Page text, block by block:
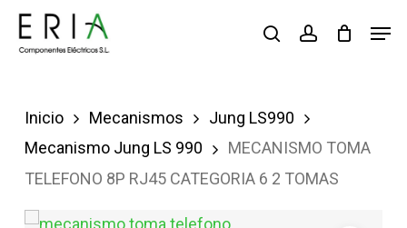
Saltar
buscaraccount
Inicio Mecanismos
Jung LS990
Mecanismo Jung LS 990
MECANISMO TOMA
TELEFONO 8P RJ45 CATEGORIA 6 2 TOMAS